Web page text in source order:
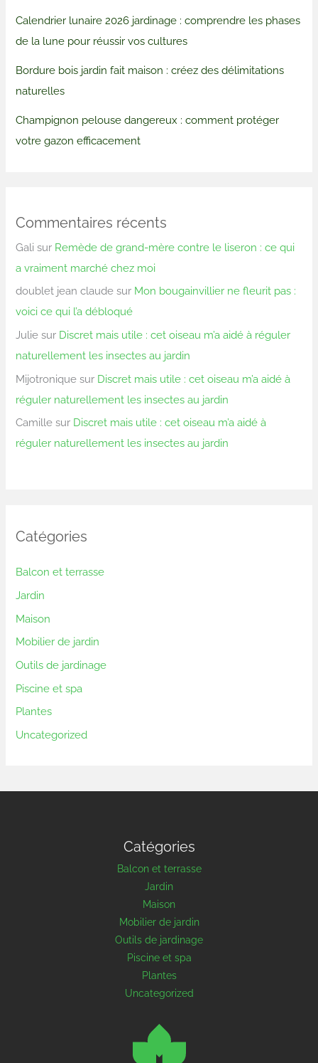
Calendrier lunaire 2026 jardinage : comprendre les phases
de la lune pour réussir vos cultures
Bordure bois jardin fait maison : créez des délimitations
naturelles
Champignon pelouse dangereux : comment protéger
votre gazon efficacement
Commentaires récents
Gali sur Remède de grand-mère contre le liseron : ce qui
a vraiment marché chez moi
doublet jean claude sur Mon bougainvillier ne fleurit pas :
voici ce qui l’a débloqué
Julie sur Discret mais utile : cet oiseau m’a aidé à réguler
naturellement les insectes au jardin
Mijotronique sur Discret mais utile : cet oiseau m’a aidé à
réguler naturellement les insectes au jardin
Camille sur Discret mais utile : cet oiseau m’a aidé à
réguler naturellement les insectes au jardin
Catégories
Balcon et terrasse
Jardin
Maison
Mobilier de jardin
Outils de jardinage
Piscine et spa
Plantes
Uncategorized
Catégories
Balcon et terrasse
Jardin
Maison
Mobilier de jardin
Outils de jardinage
Piscine et spa
Plantes
Uncategorized